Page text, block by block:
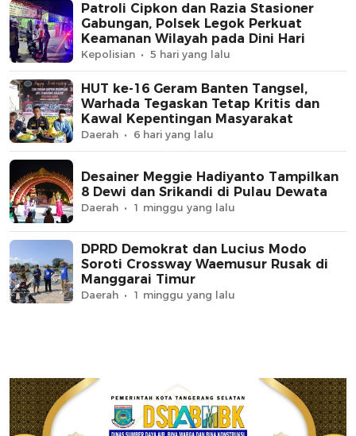
Patroli Cipkon dan Razia Stasioner
Gabungan, Polsek Legok Perkuat
Keamanan Wilayah pada Dini Hari
Kepolisian 5 hari yang lalu
HUT ke-16 Geram Banten Tangsel,
Warhada Tegaskan Tetap Kritis dan
Kawal Kepentingan Masyarakat
Daerah 6 hari yang lalu
Desainer Meggie Hadiyanto Tampilkan
8 Dewi dan Srikandi di Pulau Dewata
Daerah 1 minggu yang lalu
DPRD Demokrat dan Lucius Modo
Soroti Crossway Waemusur Rusak di
Manggarai Timur
Daerah 1 minggu yang lalu